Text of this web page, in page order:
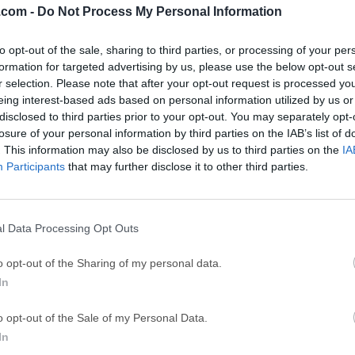
- Do Not Process My Personal Information
opt-out of the sale, sharing to third parties, or processing of your
for targeted advertising by us, please use the below opt-out
selection. Please note that after your opt-out request is processed
interest-based ads based on personal information utilized by us
to third parties prior to your opt-out. You may separately
of your personal information by third parties on the IAB’s list of
This information may also be disclosed by us to third parties on the
Participants that may further disclose it to other third parties.
Data Processing Opt Outs
opt-out of the Sharing of my personal data.
opt-out of the Sale of my Personal Data.
GTA 6 for PS5 CapCut
Hero Wars
Hero Wars - Online Action Game TradingView -
eFootball 2026
eFootball 2026
EA
EA SPORTS FC
es una aplicación gratuita para cambiar la voz en tiempo real
y niveles de conocimiento la posibilidad de transformar su voz
a una amplia gama de herramientas de edición básicas
esta herramienta de procesamiento de audio fácil de usar,
real durante sesiones de chat de audio en línea,